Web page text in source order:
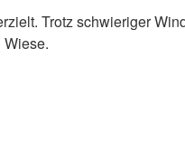
Trotz schwieriger
Wiese.